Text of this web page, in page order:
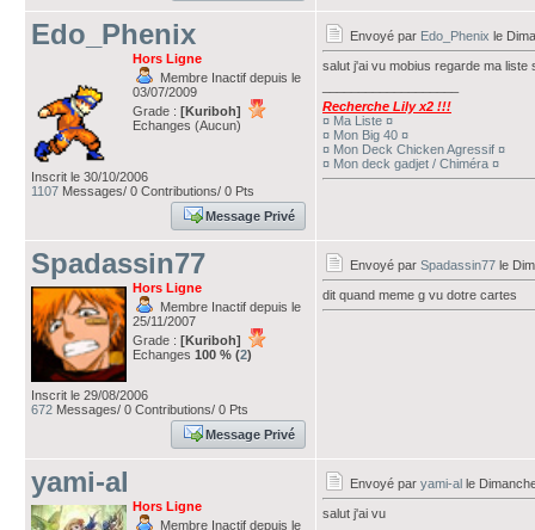
Edo_Phenix
Hors Ligne
Membre Inactif depuis le
03/07/2009
Grade : [Kuriboh]
Echanges (Aucun)
Inscrit le 30/10/2006
1107 Messages/ 0 Contributions/ 0 Pts
Message Privé
Envoyé par Edo_Phenix le
salut j'ai vu mobius regarde ma liste
Recherche Lily x2 !!!
¤ Ma Liste ¤
¤ Mon Big 40 ¤
¤ Mon Deck Chicken Agressif ¤
¤ Mon deck gadjet / Chiméra ¤
Spadassin77
Hors Ligne
Membre Inactif depuis le
25/11/2007
Grade : [Kuriboh]
Echanges 100 % (2)
Inscrit le 29/08/2006
672 Messages/ 0 Contributions/ 0 Pts
Message Privé
Envoyé par Spadassin77 le
dit quand meme g vu dotre cartes
yami-al
Hors Ligne
Membre Inactif depuis le
Envoyé par yami-al le
salut j'ai vu